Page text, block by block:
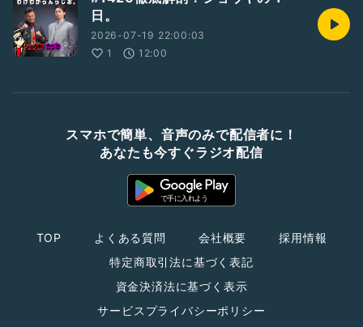
日。
2026-07-19 22:00:03
1
12:00
スマホで簡単、音声のみで配信者に！
あなたも今すぐラジオ配信
TOP よくある質問 会社概要
採用情報
特定商取引法に基づく表記
資金決済法に基づく表示
サービスプライバシーポリシー